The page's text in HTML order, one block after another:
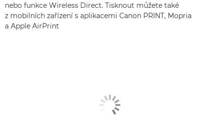
nebo funkce Wireless Direct. Tisknout můžete také
z mobilních zařízení s aplikacemi Canon PRINT, Mopria
a Apple AirPrint